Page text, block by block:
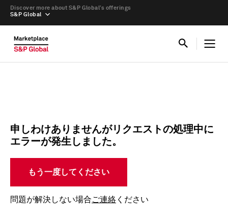
S&P Global
Discover more about S&P Global’s offerings
申しわけありませんがリクエストの処理中に
エラーが発生しました。
もう一度してください
問題が解決しない場合ご連絡 ください